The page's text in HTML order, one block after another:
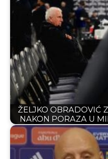
ŽELJKO OBRADOVIĆ
NAKON PORAZA U